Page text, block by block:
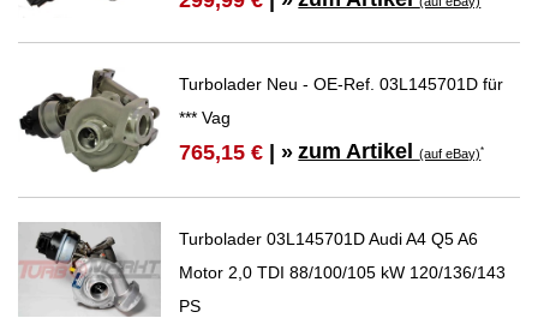
Turbolader Neu - OE-Ref. 03L145701D für
*** Vag
765,15 € | » zum Artikel(auf eBay)*
Turbolader 03L145701D Audi A4 Q5 A6
Motor 2,0 TDI 88/100/105 kW 120/136/143
PS